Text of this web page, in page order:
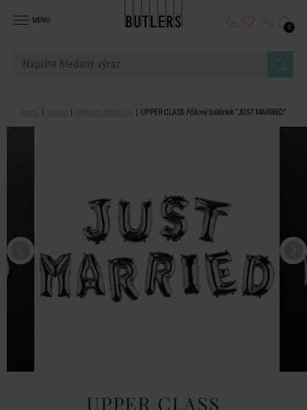
MENU
0
Domů Svatba Svatební dekorace UPPER CLASS Fóliový balónek "JUST MARRIED"
UPPER CLASS